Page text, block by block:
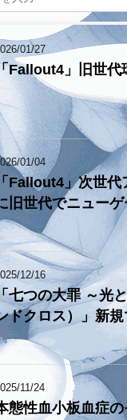
01/27
「Fallout4」旧世
01/04
「Fallout4」次世
旧世代でニュー
12/16
七つの大罪 ～光
ドクロス）」新規
11/24
態性血小板血症